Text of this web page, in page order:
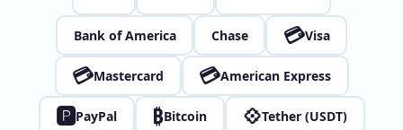
Bank of America Chase 💳Visa
💳Mastercard 💳American Express
🅿PayPal ₿Bitcoin 💠Tether (USDT)